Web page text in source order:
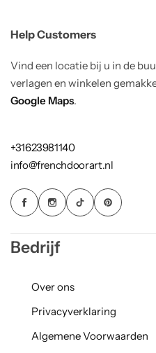
Help Customers
Vind een locatie bij u in de
verlagen en winkelen
Google Maps.
+31623981140
info@frenchdoorart.nl
Bedrijf
Over ons
Privacyverklaring
Algemene Voorwaarden